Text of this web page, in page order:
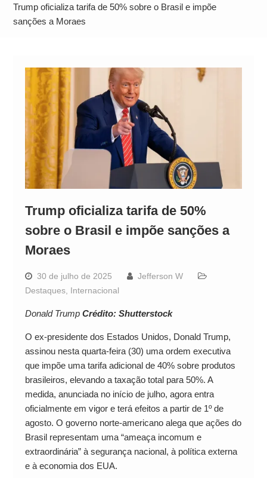
Neymar Chama Santos de “Esquisito” após
Vazamentos e Expõe Dívida de R$ 80 Milhões
Trump oficializa tarifa de 50% sobre o Brasil e impõe
sanções a Moraes
Trump oficializa tarifa de 50%
sobre o Brasil e impõe sanções a
Moraes
30 de julho de 2025
Jefferson W
Destaques, Internacional
Donald Trump Crédito: Shutterstock
O ex-presidente dos Estados Unidos, Donald Trump,
assinou nesta quarta-feira (30) uma ordem executiva
que impõe uma tarifa adicional de 40% sobre produtos
brasileiros, elevando a taxação total para 50%. A
medida, anunciada no início de julho, agora entra
oficialmente em vigor e terá efeitos a partir de 1º de
agosto. O governo norte-americano alega que ações do
Brasil representam uma “ameaça incomum e
extraordinária” à segurança nacional, à política externa
e à economia dos EUA.